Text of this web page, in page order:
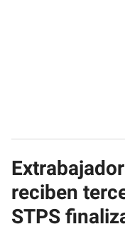
reciben
STPS